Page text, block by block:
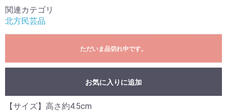
関連カテゴリ
北方民芸品
ただいま品切れ中です。
お気に入りに追加
【サイズ】高さ約4.5cm